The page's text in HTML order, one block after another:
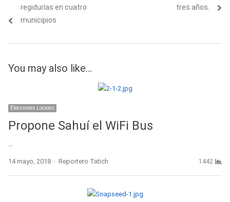
entradas
regidurías en cuatro
municipios
tres años.
You may also like...
Elecciones Locales
Propone Sahuí el WiFi Bus
14 mayo, 2018 Author
Reportero Tatich 1442